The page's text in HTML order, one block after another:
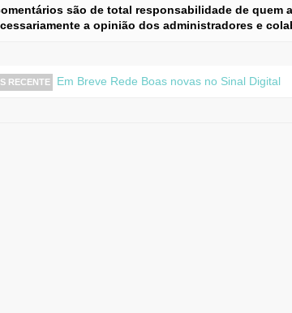
são de total responsabilidade de quem
a opinião dos administradores e
RECENTE Em Breve Rede Boas novas no Sinal Digital